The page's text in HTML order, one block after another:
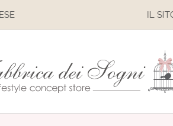
È IN MANUTENZIONE. NON